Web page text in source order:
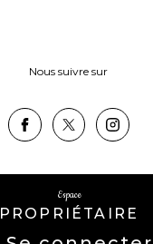
Nous suivre sur
Espace
PROPRIÉTAIRE